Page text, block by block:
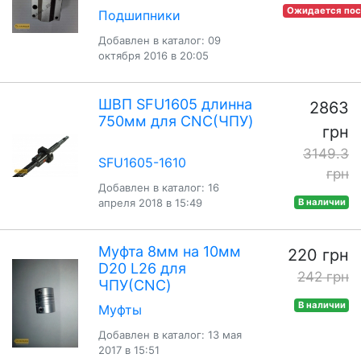
Подшипники
Добавлен в каталог: 09
октября 2016 в 20:05
Ожидается
ШВП SFU1605 длинна
750мм для CNC(ЧПУ)
SFU1605-1610
Добавлен в каталог: 16
апреля 2018 в 15:49
2863
грн
3149.3
грн
В наличии
Муфта 8мм на 10мм
D20 L26 для
ЧПУ(CNC)
Муфты
Добавлен в каталог: 13 мая
2017 в 15:51
220 грн
242 грн
В наличии